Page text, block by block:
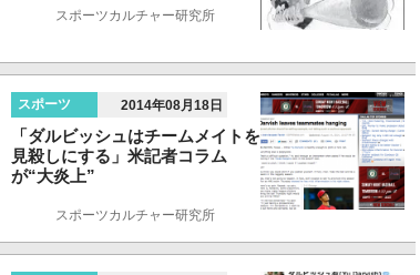
スポーツカルチャー研究所
スポーツ 2014年08月18日
「ダルビッシュはチームメイトを
見殺しにする」米記者コラム
が“大炎上”
スポーツカルチャー研究所